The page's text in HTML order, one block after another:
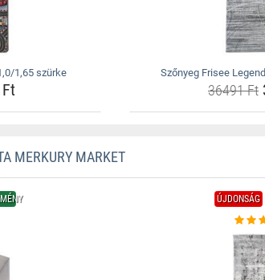
1,65 szürke Szőnyeg Frisee
36491 Ft
MERKURY MARKET
ÚJDONSÁG